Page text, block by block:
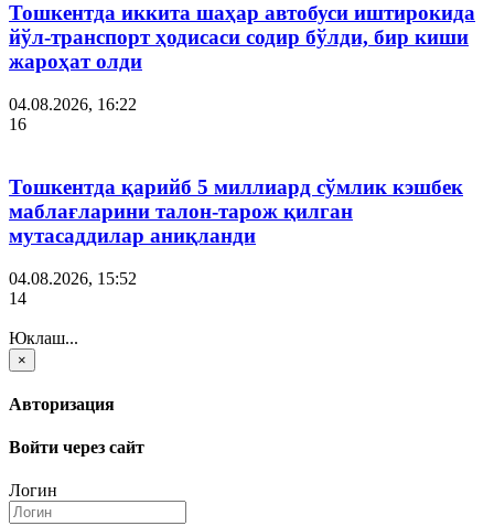
Тошкентда иккита шаҳар автобуси иштирокида
йўл-транспорт ҳодисаси содир бўлди, бир киши
жароҳат олди
04.08.2026, 16:22
16
Тошкентда қарийб 5 миллиард сўмлик кэшбек
маблағларини талон-тарож қилган
мутасаддилар аниқланди
04.08.2026, 15:52
14
Юклаш...
×
Авторизация
Войти через сайт
Логин